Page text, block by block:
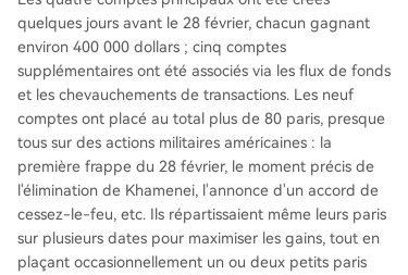
quelques jours avant le 28 février, chacun gagnant
environ 400 000 dollars ; cinq comptes
supplémentaires ont été associés via les flux de fonds
et les chevauchements de transactions. Les neuf
comptes ont placé au total plus de 80 paris, presque
tous sur des actions militaires américaines : la
première frappe du 28 février, le moment précis de
l'élimination de Khamenei, l'annonce d'un accord de
cessez-le-feu, etc. Ils répartissaient même leurs paris
sur plusieurs dates pour maximiser les gains, tout en
plaçant occasionnellement un ou deux petits paris